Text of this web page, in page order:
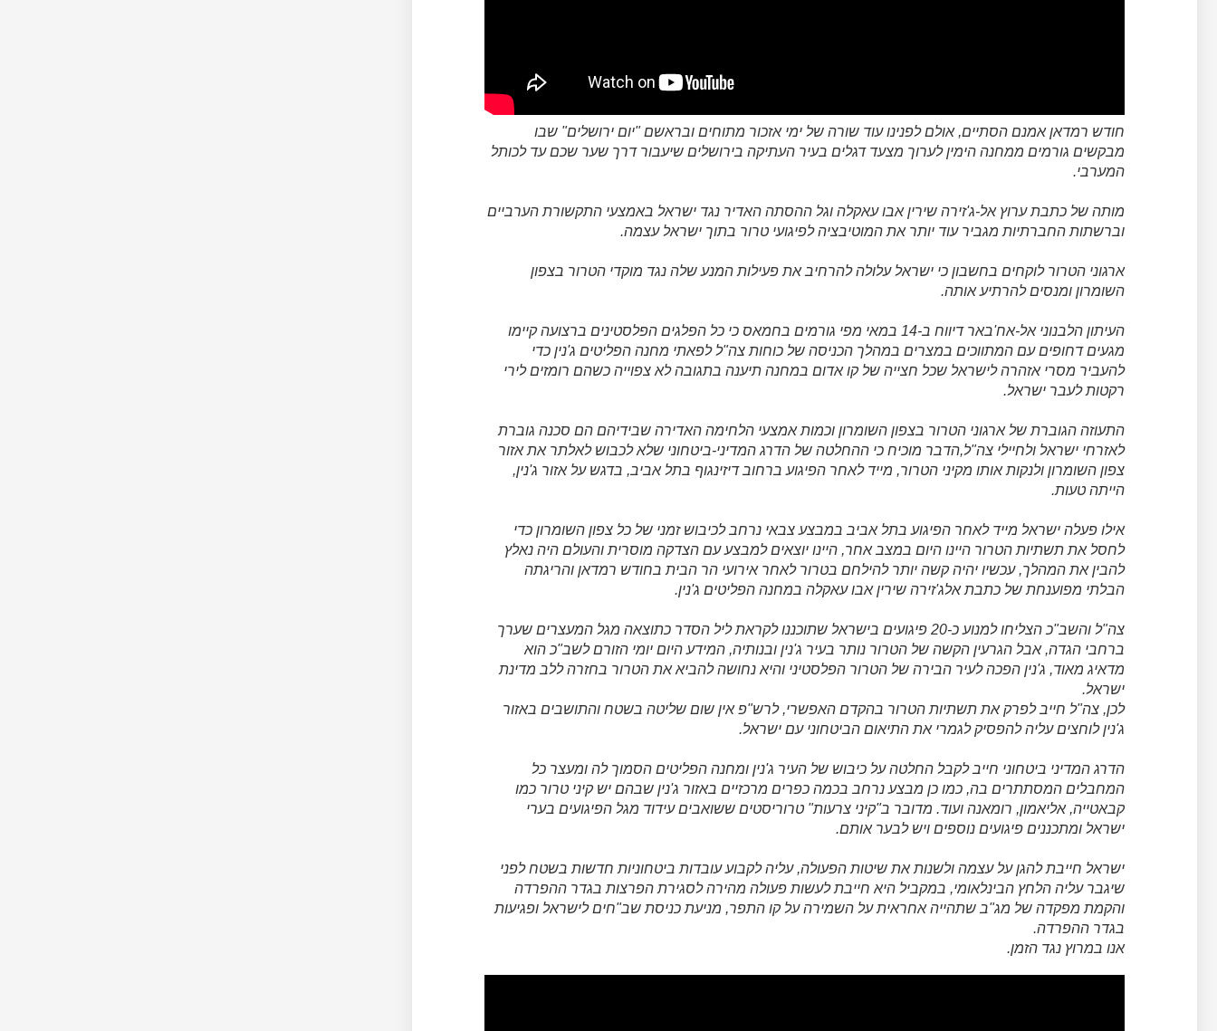
חודש רמדאן אמנם הסתיים, אולם לפנינו עוד שורה של ימי אזכור מתוחים ובראשם "יום ירושלים" שבו
מבקשים גורמים ממחנה הימין לערוך מצעד דגלים בעיר העתיקה בירושלים שיעבור דרך שער שכם עד לכותל
המערבי.
מותה של כתבת ערוץ אל-ג'זירה שירין אבו עאקלה וגל ההסתה האדיר נגד ישראל באמצעי התקשורת הערביים
וברשתות החברתיות מגביר עוד יותר את המוטיבציה לפיגועי טרור בתוך ישראל עצמה.
ארגוני הטרור לוקחים בחשבון כי ישראל עלולה להרחיב את פעילות המנע שלה נגד מוקדי הטרור בצפון
השומרון ומנסים להרתיע אותה.
העיתון הלבנוני אל-אח'באר דיווח ב-14 במאי מפי גורמים בחמאס כי כל הפלגים הפלסטינים ברצועה קיימו
מגעים דחופים עם המתווכים במצרים במהלך הכניסה של כוחות צה"ל לפאתי מחנה הפליטים ג'נין כדי
להעביר מסרי אזהרה לישראל שכל חצייה של קו אדום במחנה תיענה בתגובה לא צפוייה כשהם רומזים לירי
רקטות לעבר ישראל.
התעוזה הגוברת של ארגוני הטרור בצפון השומרון וכמות אמצעי הלחימה האדירה שבידיהם הם סכנה גוברת
לאזרחי ישראל ולחיילי צה"ל,הדבר מוכיח כי ההחלטה של הדרג המדיני-ביטחוני שלא לכבוש לאלתר את אזור
צפון השומרון ולנקות אותו מקיני הטרור, מייד לאחר הפיגוע ברחוב דיזינגוף בתל אביב, בדגש על אזור ג'נין,
הייתה טעות.
אילו פעלה ישראל מייד לאחר הפיגוע בתל אביב במבצע צבאי נרחב לכיבוש זמני של כל צפון השומרון כדי
לחסל את תשתיות הטרור היינו היום במצב אחר, היינו יוצאים למבצע עם הצדקה מוסרית והעולם היה נאלץ
להבין את המהלך, עכשיו יהיה קשה יותר להילחם בטרור לאחר אירועי הר הבית בחודש רמדאן והריגתה
הבלתי מפוענחת של כתבת אלג'זירה שירין אבו עאקלה במחנה הפליטים ג'נין.
צה"ל והשב"כ הצליחו למנוע כ-20 פיגועים בישראל שתוכננו לקראת ליל הסדר כתוצאה מגל המעצרים שערך
ברחבי הגדה, אבל הגרעין הקשה של הטרור נותר בעיר ג'נין ובנותיה, המידע היום יומי הזורם לשב"כ הוא
מדאיג מאוד, ג'נין הפכה לעיר הבירה של הטרור הפלסטיני והיא נחושה להביא את הטרור בחזרה ללב מדינת
ישראל.
לכן, צה"ל חייב לפרק את תשתיות הטרור בהקדם האפשרי, לרש"פ אין שום שליטה בשטח והתושבים באזור
ג'נין לוחצים עליה להפסיק לגמרי את התיאום הביטחוני עם ישראל.
הדרג המדיני ביטחוני חייב לקבל החלטה על כיבוש של העיר ג'נין ומחנה הפליטים הסמוך לה ומעצר כל
המחבלים המסתתרים בה, כמו כן מבצע נרחב בכמה כפרים מרכזיים באזור ג'נין שבהם יש קיני טרור כמו
קבאטייה, אליאמון, רומאנה ועוד. מדובר ב"קיני צרעות" טרוריסטים ששואבים עידוד מגל הפיגועים בערי
ישראל ומתכננים פיגועים נוספים ויש לבער אותם.
ישראל חייבת להגן על עצמה ולשנות את שיטות הפעולה, עליה לקבוע עובדות ביטחוניות חדשות בשטח לפני
שיגבר עליה הלחץ הבינלאומי, במקביל היא חייבת לעשות פעולה מהירה לסגירת הפרצות בגדר ההפרדה
והקמת מפקדה של מג"ב שתהייה אחראית על השמירה על קו התפר, מניעת כניסת שב"חים לישראל ופגיעות
בגדר ההפרדה.
אנו במרוץ נגד הזמן.